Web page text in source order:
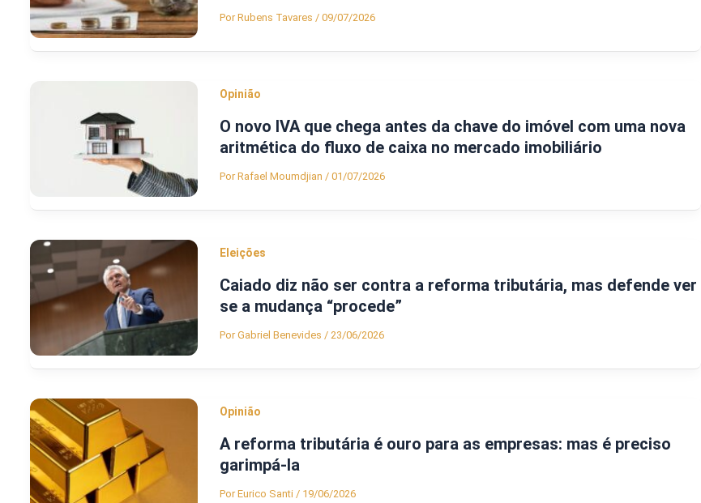
PorRubens Tavares / 09/07/2026
Opinião
O novo IVA que chega antes da chave do imóvel com uma nova
aritmética do fluxo de caixa no mercado imobiliário
PorRafael Moumdjian / 01/07/2026
Eleições
Caiado diz não ser contra a reforma tributária, mas defende ver
se a mudança “procede”
PorGabriel Benevides / 23/06/2026
Opinião
A reforma tributária é ouro para as empresas: mas é preciso
garimpá-la
PorEurico Santi / 19/06/2026